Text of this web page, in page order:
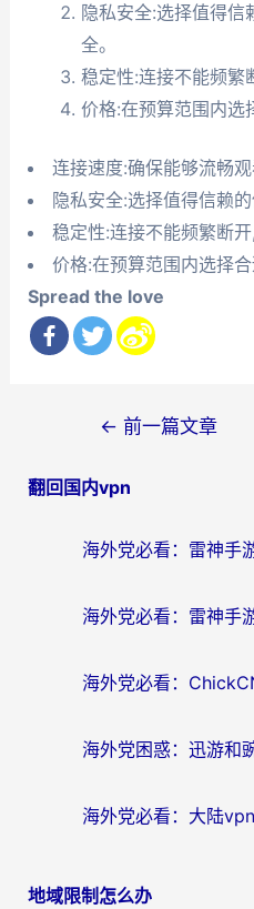
隐私安全:选择值得信
全。
稳定性:连接不能频繁
价格:在预算范围内选
连接速度:确保能够流畅观
隐私安全:选择值得信赖
稳定性:连接不能频繁断开
价格:在预算范围内选择合
Spread the love
导
← 前一篇文章
翻回国内vpn
地域限制怎么办